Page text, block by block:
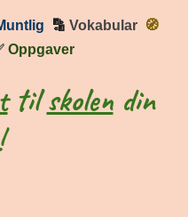
🔡 Vokabular
🧭
Oppgaver
tilskolendin